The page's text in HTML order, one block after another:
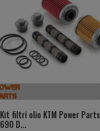
Kit filtri olio KTM Power Parts
690 D...